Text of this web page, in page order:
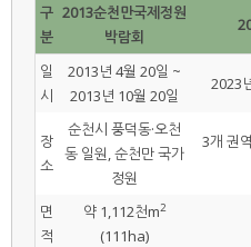
구
분
2013순천만국제정원
박람회
일
시
2013년 4월 20일 ~
2013년 10월 20일
2023
장
소
순천시 풍덕동·오천
동 일원, 순천만 국가
정원
3개 권
면
적
약 1,112천m2
(111ha)